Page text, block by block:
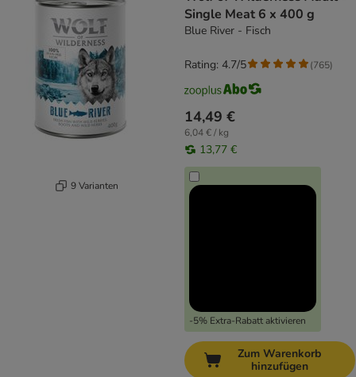
9 Varianten
Single Meat 6 x 400 g
Blue River - Fisch
14,49 €
6,04 € / kg
13,77 €
-5% Extra-Rabatt aktivieren
Rating: 4.7/5 (765)
Zum Warenkorb
hinzufügen